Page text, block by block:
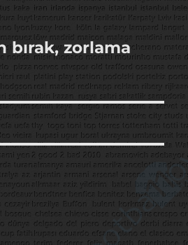
bırak, zorlama